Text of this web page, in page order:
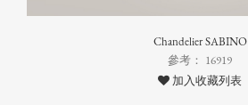
Chandelier SABINO
參考： 16919
加入收藏列表